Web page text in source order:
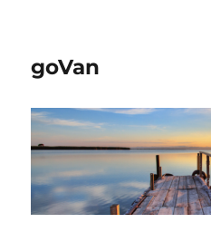
goVan